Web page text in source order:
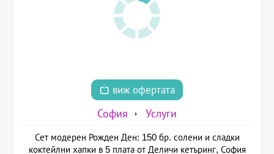
виж офертата
София Услуги
Сет модерен Рожден Ден: 150 бр. солени и сладки
коктейлни хапки в 5 плата от Деличи кетъринг, София